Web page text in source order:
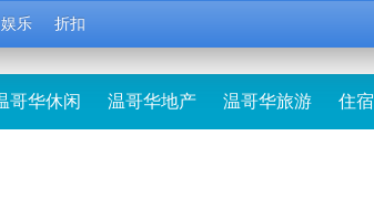
娱乐 折扣
哥华休闲 温哥华地产 温哥华旅游 住宿